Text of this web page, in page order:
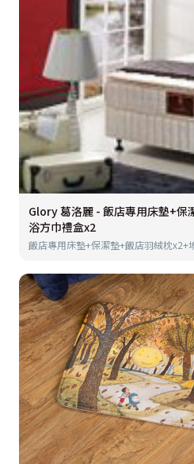
Glory 葛洛麗 - 飯店專用床墊+保
浴方巾禮盒x2
飯店專用床墊+保潔墊+飯店羽絨枕x2+